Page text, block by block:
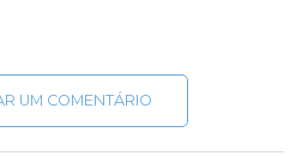
UM COMENTÁRIO